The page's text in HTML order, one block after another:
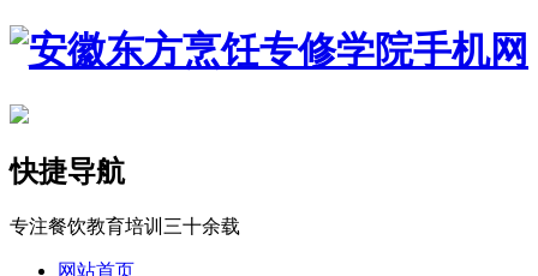
快捷导航
专注餐饮教育培训三十余载
网站首页